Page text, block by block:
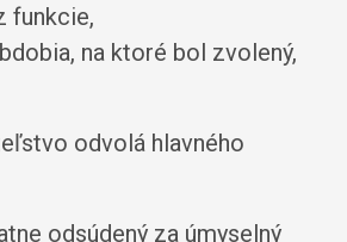
funkcie,
na ktoré bol zvolený,
odvolá hlavného
odsúdený za úmyselný